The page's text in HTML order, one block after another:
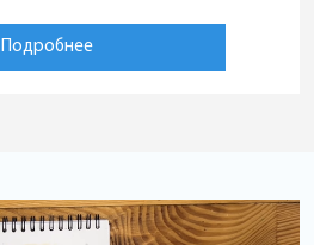
Подробнее